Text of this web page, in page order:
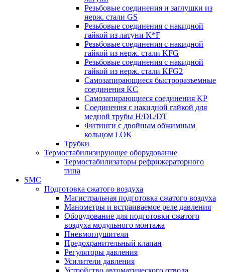
Резьбовые соединения и заглушки из
нерж. стали GS
Резьбовые соединения с накидной
гайкой из латуни K*F
Резьбовые соединения с накидной
гайкой из нерж. стали KFG
Резьбовые соединения с накидной
гайкой из нерж. стали KFG2
Самозапирающиеся быстроразъемные
соединения KC
Самозапирающиеся соединения KP
Соединения с накидной гайкой для
медной трубы H/DL/DT
Фитинги с двойным обжимным
кольцом LOK
Трубки
Термостабилизирующее оборудование
Термостабилизаторы рефрижераторного
типа
SMC
Подготовка сжатого воздуха
Магистральная подготовка сжатого воздуха
Манометры и встраиваемое реле давления
Оборудование для подготовки сжатого
воздуха модульного монтажа
Пневмоглушители
Предохранительный клапан
Регуляторы давления
Усилители давления
Устройство автоматического отвода